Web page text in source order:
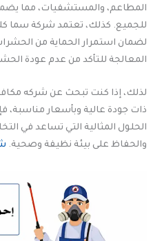
المطاعم، والمستشفيات، مما
للجميع. كذلك، تعتمد شركة سما
لضمان استمرار الحماية من
المعالجة للتأكد من عدم عودة
لذلك، إذا كنت تبحث عن شركه
ذات جودة عالية وبأسعار مناسبة،
الحلول المثالية التي تساعد في
والحفاظ على بيئة نظيفة وصحية.